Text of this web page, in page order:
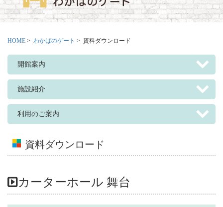
a
t
i
o
HOME > わかばのゲート > 資料ダウンロード
開館案内
施設紹介
利用のご案内
資料ダウンロード
カーターホール 舞台